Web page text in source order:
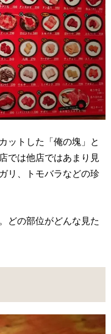
ットした「俺の塊」と
では他店ではあまり見
リ、トモバラなどの珍
どの部位がどんな見た